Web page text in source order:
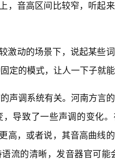
，音高区间比较窄，听起
激动的场景下，说起某些
定的模式，让人一下子就能
声调系统有关。河南方言
导致了一些声调的变化
高，或者说，其音高曲线
流的清晰，发音器官可能